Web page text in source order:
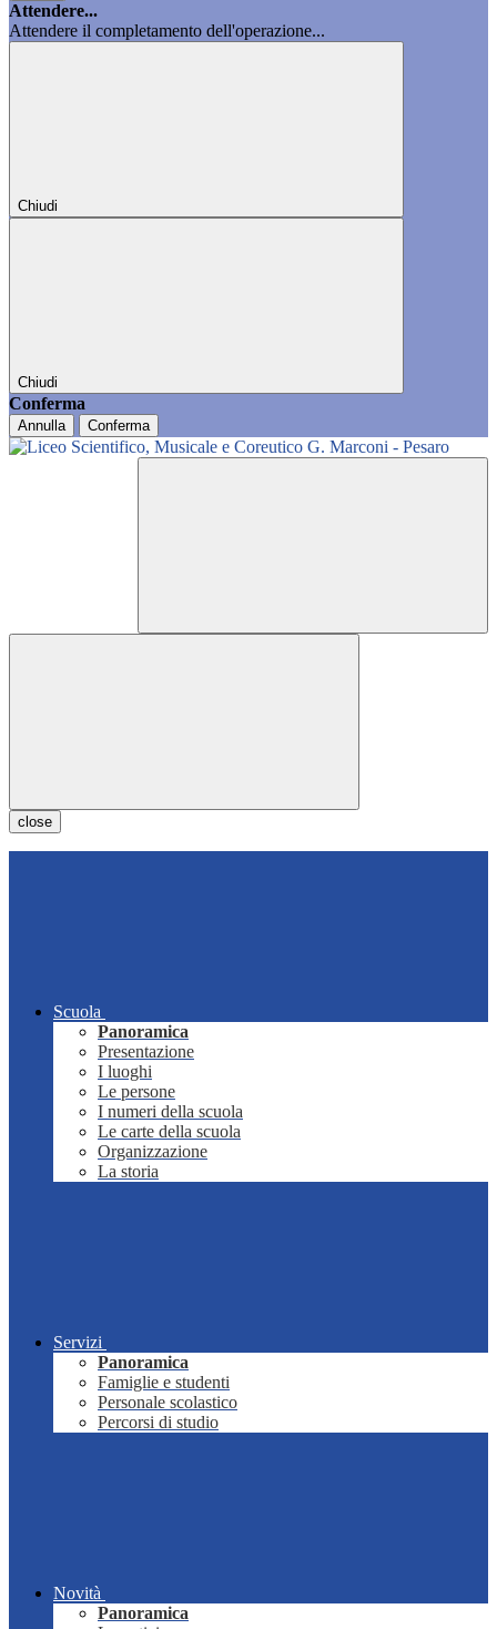
Attendere...
Attendere il completamento dell'operazione...
Chiudi
Chiudi
Conferma
Annulla Conferma
close
Scuola
Panoramica
Presentazione
I luoghi
Le persone
I numeri della scuola
Le carte della scuola
Organizzazione
La storia
Servizi
Panoramica
Famiglie e studenti
Personale scolastico
Percorsi di studio
Novità
Panoramica